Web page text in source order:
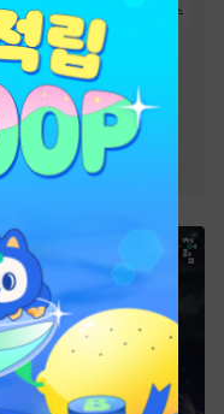
사/시대물
살수
정액제 무협
복수물 #천하제일인
무림맹 #천마 #소림
생물 # 전쟁물 #마교
먼치킨 #성장물